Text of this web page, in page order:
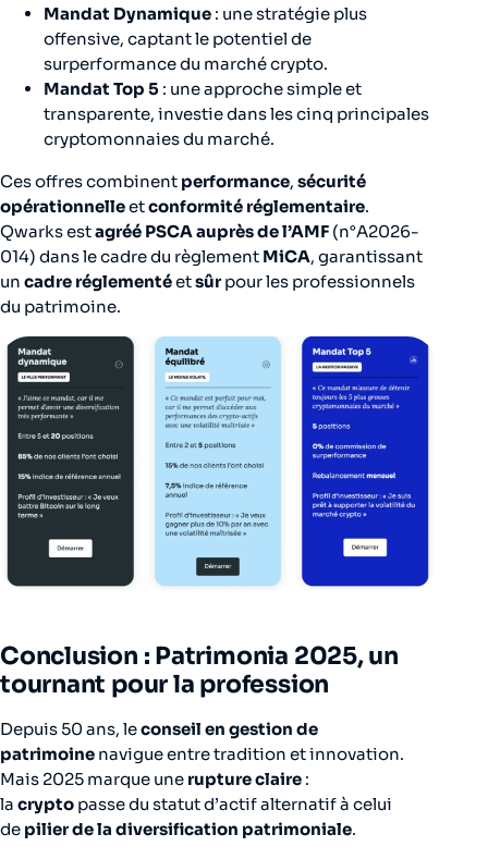
Mandat Dynamique : une stratégie plus
offensive, captant le potentiel de
surperformance du marché crypto.
Mandat Top 5 : une approche simple et
transparente, investie dans les cinq principales
cryptomonnaies du marché.
Ces offres combinent performance, sécurité
opérationnelleetconformité réglementaire.
Qwarks estagréé PSCA auprès de l’AMF (n°A2026-
014) dans le cadre du règlement MiCA, garantissant
un cadre réglementéetsûrpour les professionnels
du patrimoine.
Conclusion : Patrimonia 2025, un
tournant pour la profession
Depuis 50 ans, leconseil en gestion de
patrimoine navigue entre tradition et innovation.
Mais 2025 marque une rupture claire :
la crypto passe du statut d’actif alternatif à celui
de pilier de la diversification patrimoniale.